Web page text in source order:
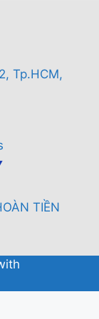
Tp.HCM,
TIỀN